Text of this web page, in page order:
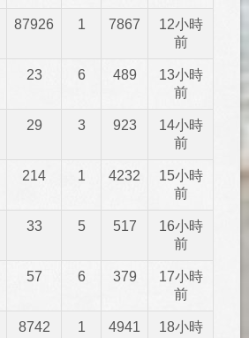
87926 1 7867
12小時
前
23 6 489
13小時
前
29 3 923
14小時
前
214 1 4232
15小時
前
33 5 517
16小時
前
57 6 379
17小時
前
8742 1 4941
18小時